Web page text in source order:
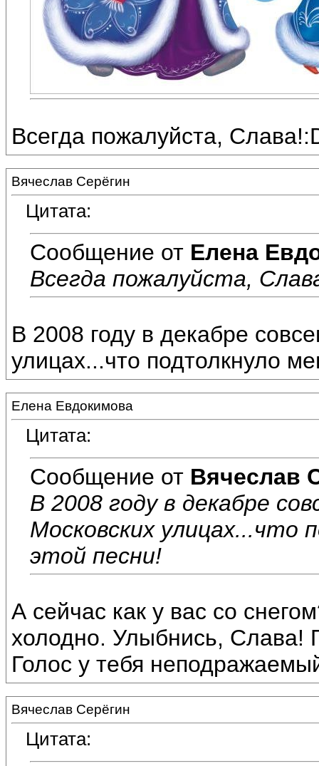
Всегда пожалуйста,
Вячеслав Серёгин
Цитата:
Сообщение от Елена
Всегда пожалуйста,
В 2008 году в декабре
улицах...что подтолкнуло
Елена Евдокимова
Цитата:
Сообщение от Вячеслав
В 2008 году в декабре
Московских улицах...что
этой песни!
А сейчас как у вас со
холодно. Улыбнись, Слава!
Голос у тебя
Вячеслав Серёгин
Цитата: